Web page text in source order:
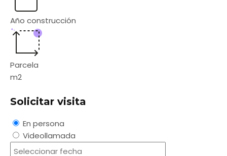
Año construcción
Parcela
m2
Solicitar visita
En persona
Videollamada